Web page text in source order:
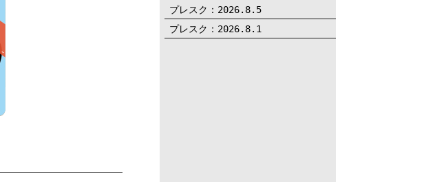
プレスク：2026.8.5
プレスク：2026.8.1